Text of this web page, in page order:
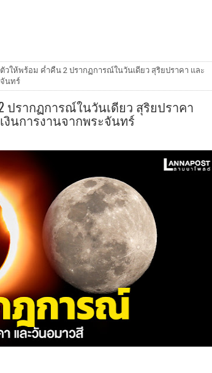
วให้พร้อม ค่ำคืน 2 ปรากฏการณ์ในวันเดียว สุริยปราคา และ
นทร์
ปรากฏการณ์ในวันเดียว สุริยปราคา
นการงานจากพระจันทร์